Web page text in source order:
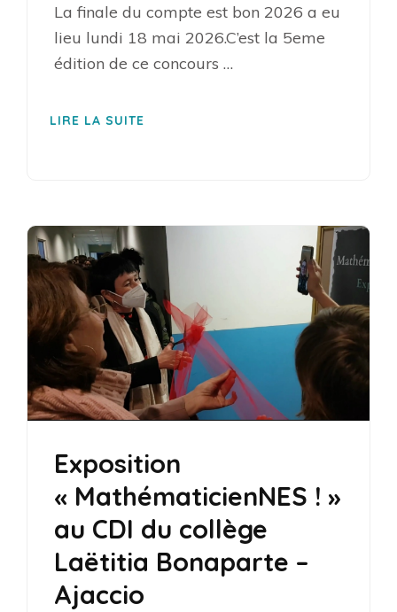
La finale du compte est bon 2026 a eu
lieu lundi 18 mai 2026.C’est la 5eme
édition de ce concours …
LIRE LA SUITE
Exposition
« MathématicienNES ! »
au CDI du collège
Laëtitia Bonaparte –
Ajaccio